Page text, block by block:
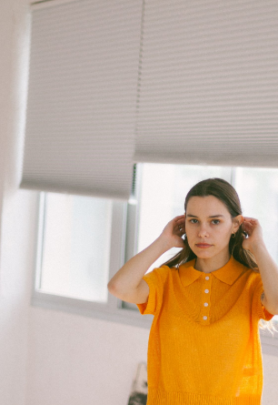
No hay más prendas para